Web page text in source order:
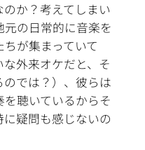
か？考えてしまい
の日常的に音楽を
が集まっていて
な外来オケだと、そ
では？）、彼らは
聴いているからそ
疑問も感じないの